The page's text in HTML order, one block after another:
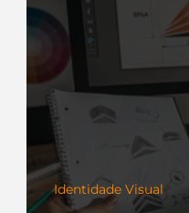
Identidade Visual